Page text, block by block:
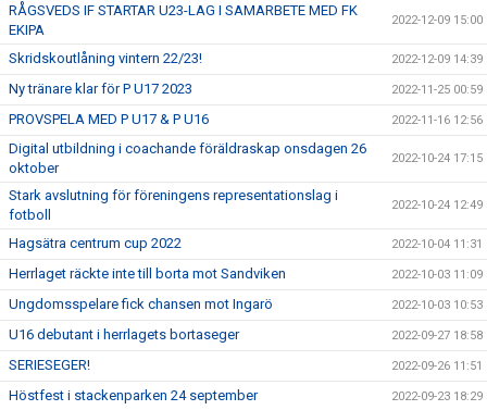
RÅGSVEDS IF STARTAR U23-LAG I SAMARBETE MED FK
EKIPA
2022-12-09 15:00
Skridskoutlåning vintern 22/23! 2022-12-09 14:39
Ny tränare klar för P U17 2023 2022-11-25 00:59
PROVSPELA MED P U17 & P U16 2022-11-16 12:56
Digital utbildning i coachande föräldraskap onsdagen 26
oktober
2022-10-24 17:15
Stark avslutning för föreningens representationslag i
fotboll
2022-10-24 12:49
Hagsätra centrum cup 2022 2022-10-04 11:31
Herrlaget räckte inte till borta mot Sandviken 2022-10-03 11:09
Ungdomsspelare fick chansen mot Ingarö 2022-10-03 10:53
U16 debutant i herrlagets bortaseger 2022-09-27 18:58
SERIESEGER! 2022-09-26 11:51
Höstfest i stackenparken 24 september 2022-09-23 18:29